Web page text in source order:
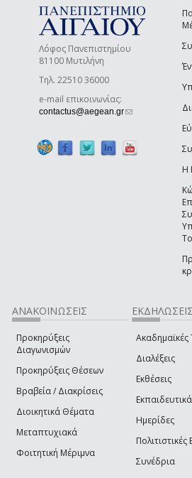
Λόφος Πανεπιστημίου
81100 Μυτιλήνη
Τηλ. 22510 36000
e-mail επικοινωνίας:
contactus@aegean.gr(link sends e-
Η
ΑΝΑΚΟΙΝΩΣΕΙΣ
Προκηρύξεις
Διαγωνισμών
Προκηρύξεις Θέσεων
Βραβεία / Διακρίσεις
Διοικητικά Θέματα
Μεταπτυχιακά
Φοιτητική Μέριμνα
Ακαδημαϊκές
Διαλέξεις
Εκθέσεις
Ημερίδες
Συνέδρια